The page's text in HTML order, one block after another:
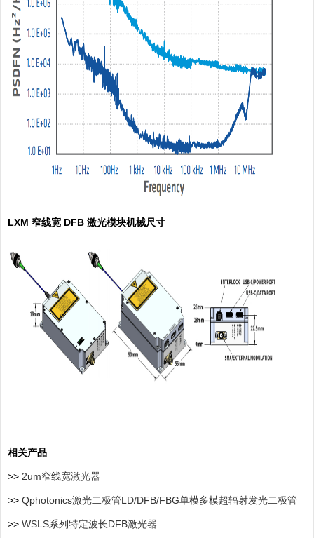
LXM 窄线宽 DFB 激光模块机械尺寸
相关产品
>> 2um窄线宽激光器
>> Qphotonics激光二极管LD/DFB/FBG单模多模超辐射发光二极管
>> WSLS系列特定波长DFB激光器